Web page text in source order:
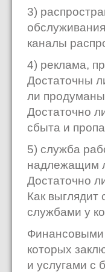
3)
каналы
4) реклама,
Достаточны
ли
Достаточно
сбыта и
5) служба
надлежащим
Достаточно
Как
службами у
Финансовыми
которых
и услугами с